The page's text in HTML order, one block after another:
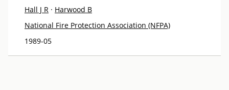
Hall J R · Harwood B
National Fire Protection Association (NFPA)
1989-05